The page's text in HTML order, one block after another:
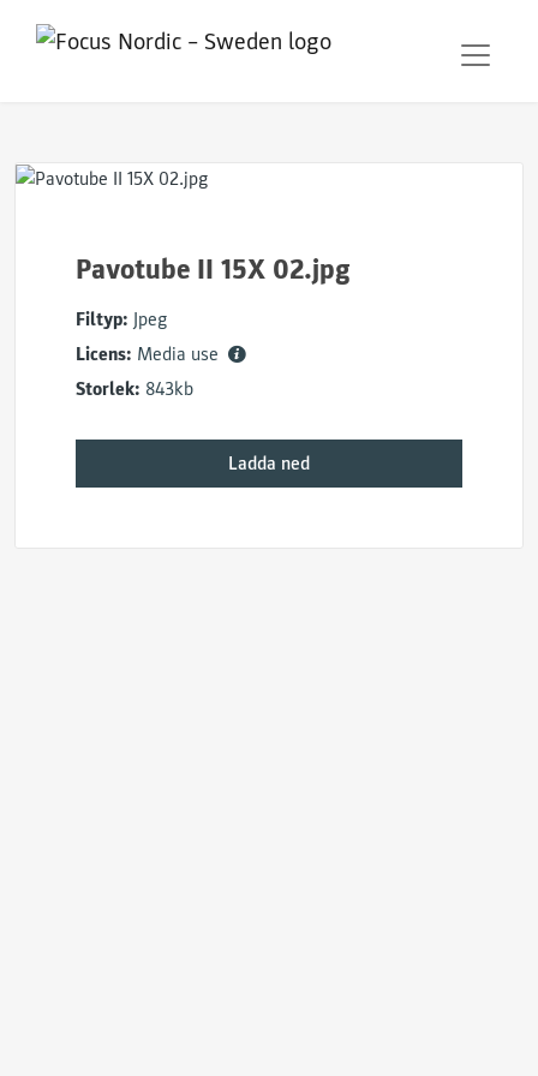
Pavotube II 15X 02.jpg
Filtyp: Jpeg
Licens: Media use
Storlek: 843kb
Ladda ned